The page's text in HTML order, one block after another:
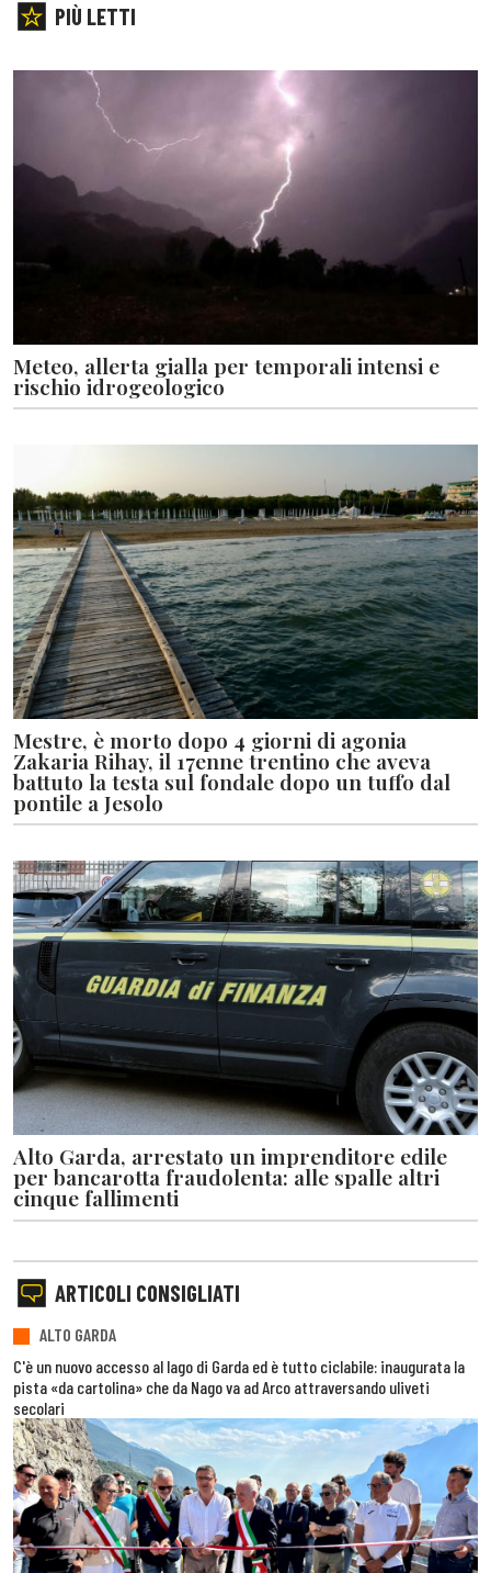
PIÙ LETTI
Meteo, allerta gialla per temporali intensi e
rischio idrogeologico
Mestre, è morto dopo 4 giorni di agonia
Zakaria Rihay, il 17enne trentino che aveva
battuto la testa sul fondale dopo un tuffo dal
pontile a Jesolo
Alto Garda, arrestato un imprenditore edile
per bancarotta fraudolenta: alle spalle altri
cinque fallimenti
ARTICOLI CONSIGLIATI
ALTO GARDA
C'è un nuovo accesso al lago di Garda ed è tutto ciclabile: inaugurata la
pista «da cartolina» che da Nago va ad Arco attraversando uliveti
secolari